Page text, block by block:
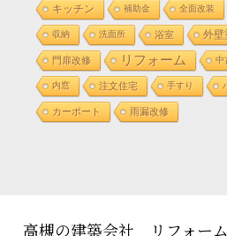
キッチン 補助金 全面改装
収納 洗面所 浴室 外壁
門扉改修 リフォーム 中
内窓 注文住宅 手すり
カーポート 雨漏改修
高槻の建築会社 リフォー